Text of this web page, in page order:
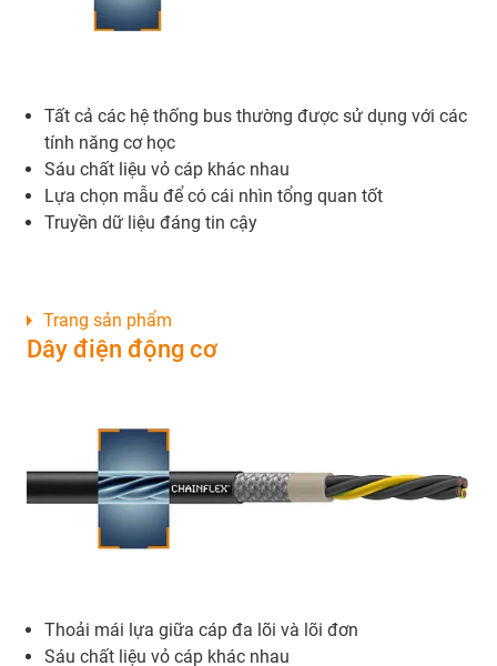
Tất cả các hệ thống bus thường được sử dụng với các
tính năng cơ học
Sáu chất liệu vỏ cáp khác nhau
Lựa chọn mẫu để có cái nhìn tổng quan tốt
Truyền dữ liệu đáng tin cậy
Dây điện động cơ
Thoải mái lựa giữa cáp đa lõi và lõi đơn
Sáu chất liệu vỏ cáp khác nhau
Trang sản phẩm